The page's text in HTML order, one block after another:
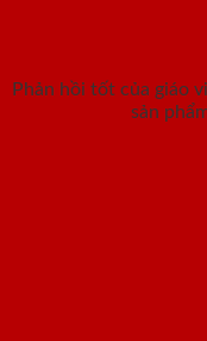
Phản hồi tốt của giáo
sản